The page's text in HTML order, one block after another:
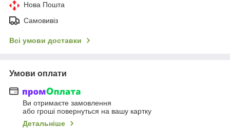
Нова Пошта
Самовивіз
Всі умови доставки
Умови оплати
Ви отримаєте замовлення
або гроші повернуться на вашу картку
Детальніше